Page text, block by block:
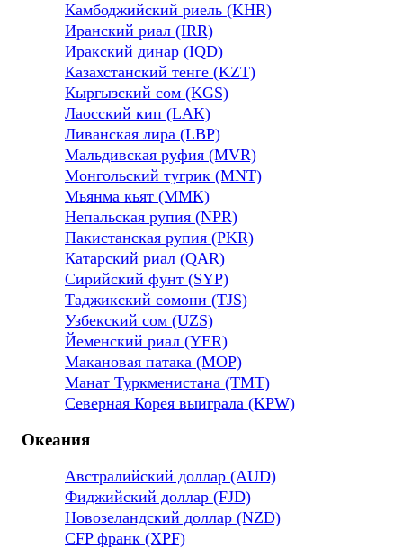
Камбоджийский риель (KHR)
Иранский риал (IRR)
Иракский динар (IQD)
Казахстанский тенге (KZT)
Кыргызский сом (KGS)
Лаосский кип (LAK)
Ливанская лира (LBP)
Мальдивская руфия (MVR)
Монгольский тугрик (MNT)
Мьянма кьят (MMK)
Непальская рупия (NPR)
Пакистанская рупия (PKR)
Катарский риал (QAR)
Сирийский фунт (SYP)
Таджикский сомони (TJS)
Узбекский сом (UZS)
Йеменский риал (YER)
Макановая патака (MOP)
Манат Туркменистана (TMT)
Северная Корея выиграла (KPW)
Океания
Австралийский доллар (AUD)
Фиджийский доллар (FJD)
Новозеландский доллар (NZD)
CFP франк (XPF)